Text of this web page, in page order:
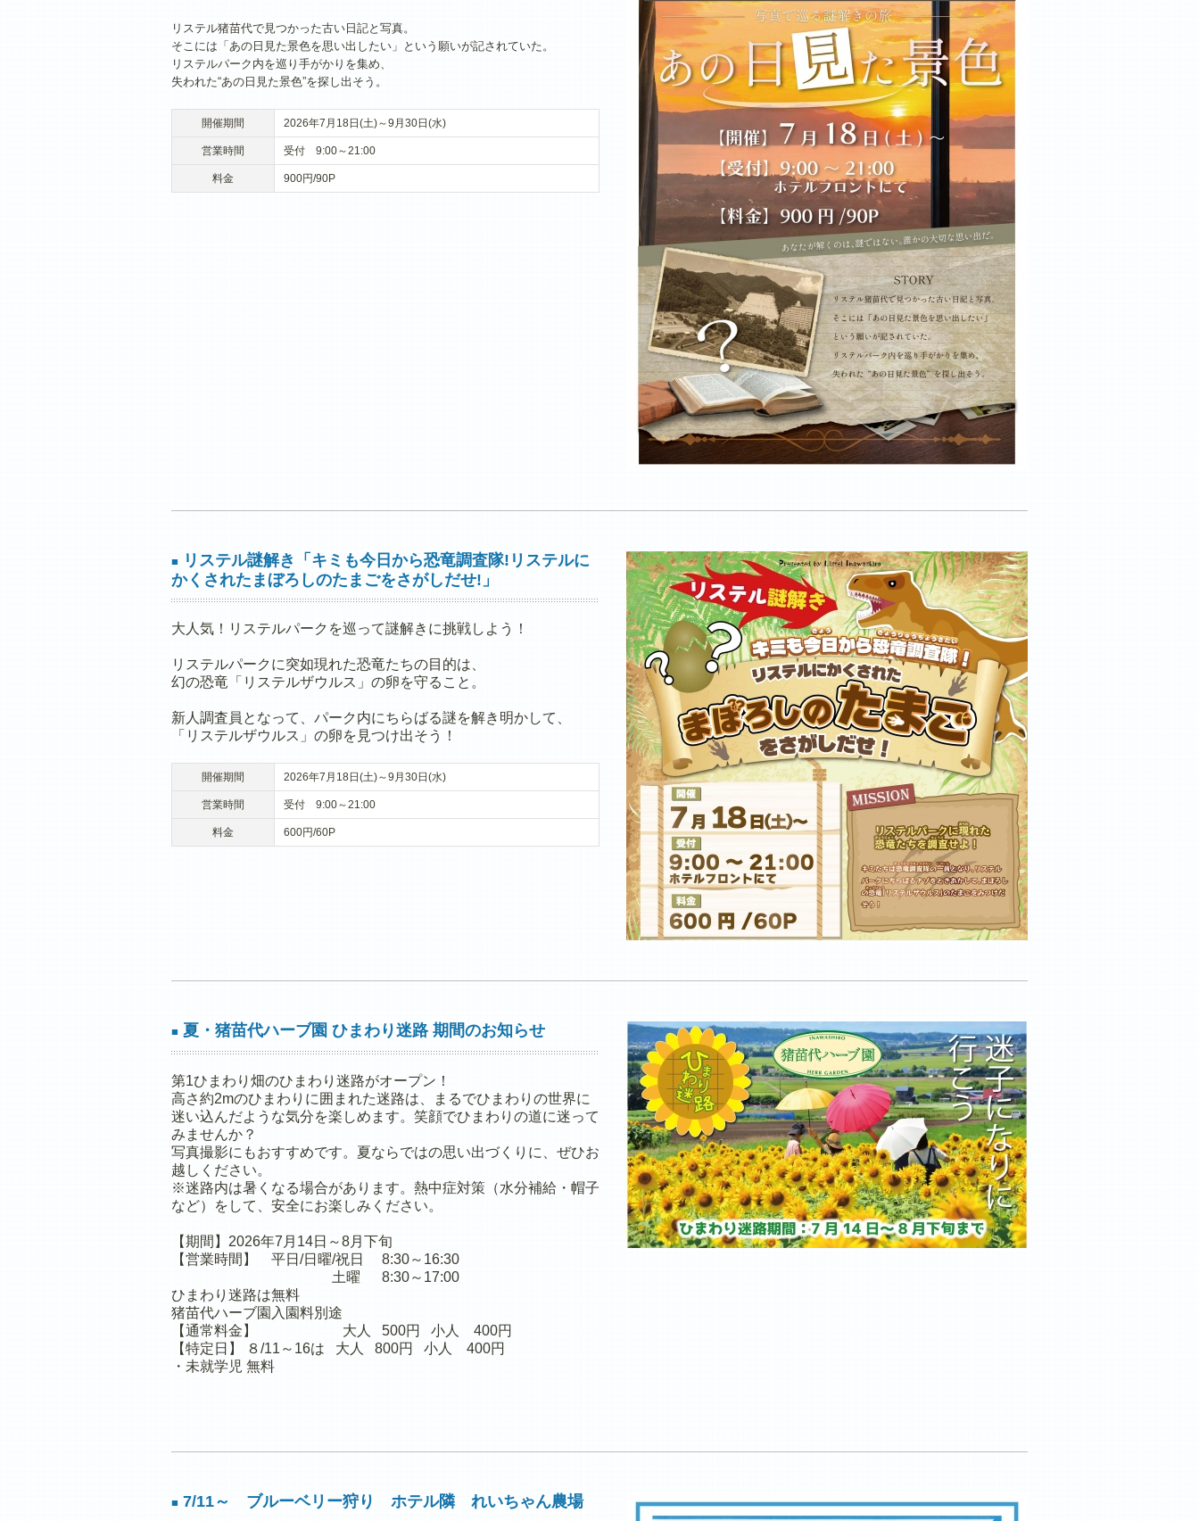
リステル猪苗代で見つかった古い日記と写真。
そこには「あの日見た景色を思い出したい」という願いが記されていた。
リステルパーク内を巡り手がかりを集め、
失われた“あの日見た景色”を探し出そう。
開催期間 2026年7月18日(土)～9月30日(水)
営業時間 受付 9:00～21:00
料金 900円/90P
■
リステル謎解き「キミも今日から恐竜調査隊!リステルに
かくされたまぼろしのたまごをさがしだせ!」
大人気！リステルパークを巡って謎解きに挑戦しよう！
リステルパークに突如現れた恐竜たちの目的は、
幻の恐竜「リステルザウルス」の卵を守ること。
新人調査員となって、パーク内にちらばる謎を解き明かして、
「リステルザウルス」の卵を見つけ出そう！
開催期間 2026年7月18日(土)～9月30日(水)
営業時間 受付 9:00～21:00
料金 600円/60P
■ 夏・猪苗代ハーブ園 ひまわり迷路 期間のお知らせ
第1ひまわり畑のひまわり迷路がオープン！
高さ約2mのひまわりに囲まれた迷路は、まるでひまわりの世界に
迷い込んだような気分を楽しめます。笑顔でひまわりの道に迷って
みませんか？
写真撮影にもおすすめです。夏ならではの思い出づくりに、ぜひお
越しください。
※迷路内は暑くなる場合があります。熱中症対策（水分補給・帽子
など）をして、安全にお楽しみください。
【期間】2026年7月14日～8月下旬
【営業時間】 平日/日曜/祝日 8:30～16:30
土曜 8:30～17:00
ひまわり迷路は無料
猪苗代ハーブ園入園料別途
【通常料金】 大人 500円 小人 400円
【特定日】 ８/11～16は 大人 800円 小人 400円
・未就学児 無料
■ 7/11～ ブルーベリー狩り ホテル隣 れいちゃん農場